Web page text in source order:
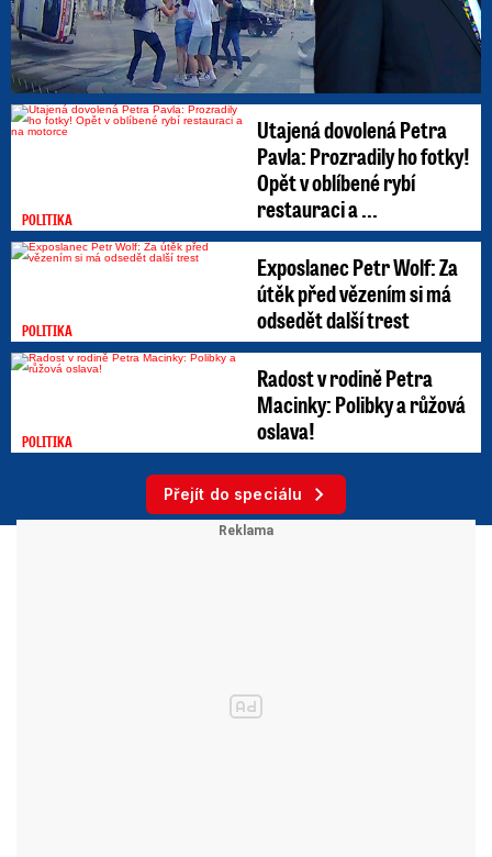
POLITIKA
Utajená dovolená Petra
Pavla: Prozradily ho fotky!
Opět v oblíbené rybí
restauraci a ...
POLITIKA
Exposlanec Petr Wolf: Za
útěk před vězením si má
odsedět další trest
POLITIKA
Radost v rodině Petra
Macinky: Polibky a růžová
oslava!
Přejít do speciálu